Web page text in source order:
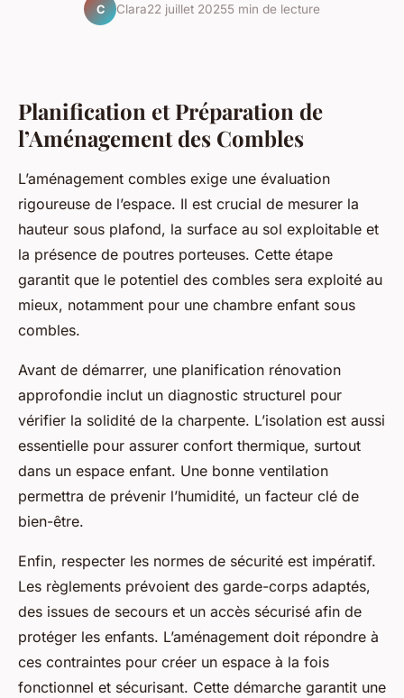
C Clara22 juillet 20255 min de lecture
Planification et Préparation de
l’Aménagement des Combles
L’aménagement combles exige une évaluation
rigoureuse de l’espace. Il est crucial de mesurer la
hauteur sous plafond, la surface au sol exploitable et
la présence de poutres porteuses. Cette étape
garantit que le potentiel des combles sera exploité au
mieux, notamment pour une chambre enfant sous
combles.
Avant de démarrer, une planification rénovation
approfondie inclut un diagnostic structurel pour
vérifier la solidité de la charpente. L’isolation est aussi
essentielle pour assurer confort thermique, surtout
dans un espace enfant. Une bonne ventilation
permettra de prévenir l’humidité, un facteur clé de
bien-être.
Enfin, respecter les normes de sécurité est impératif.
Les règlements prévoient des garde-corps adaptés,
des issues de secours et un accès sécurisé afin de
protéger les enfants. L’aménagement doit répondre à
ces contraintes pour créer un espace à la fois
fonctionnel et sécurisant. Cette démarche garantit une